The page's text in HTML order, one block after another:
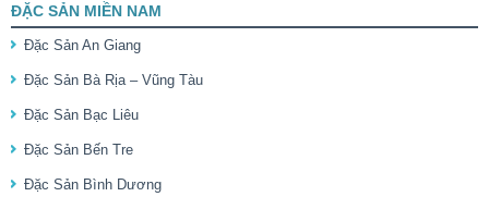
ĐẶC SẢN MIỀN NAM
Đặc Sản An Giang
Đặc Sản Bà Rịa – Vũng Tàu
Đặc Sản Bạc Liêu
Đặc Sản Bến Tre
Đặc Sản Bình Dương